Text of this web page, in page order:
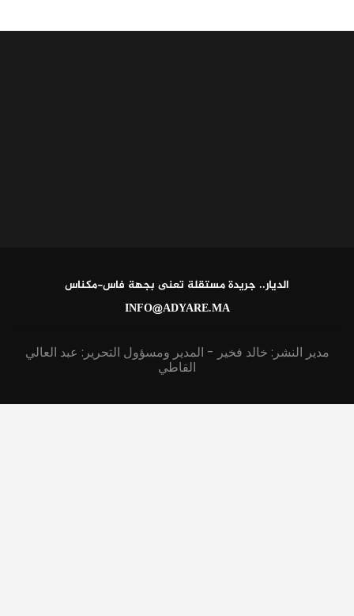
الديار.. جريدة مستقلة تعنى بجهة فاس-مكناس
INFO@ADYARE.MA
مدير النشر: خالد فخير - المدير ومسؤول التحرير: عبد العالي
القاطي